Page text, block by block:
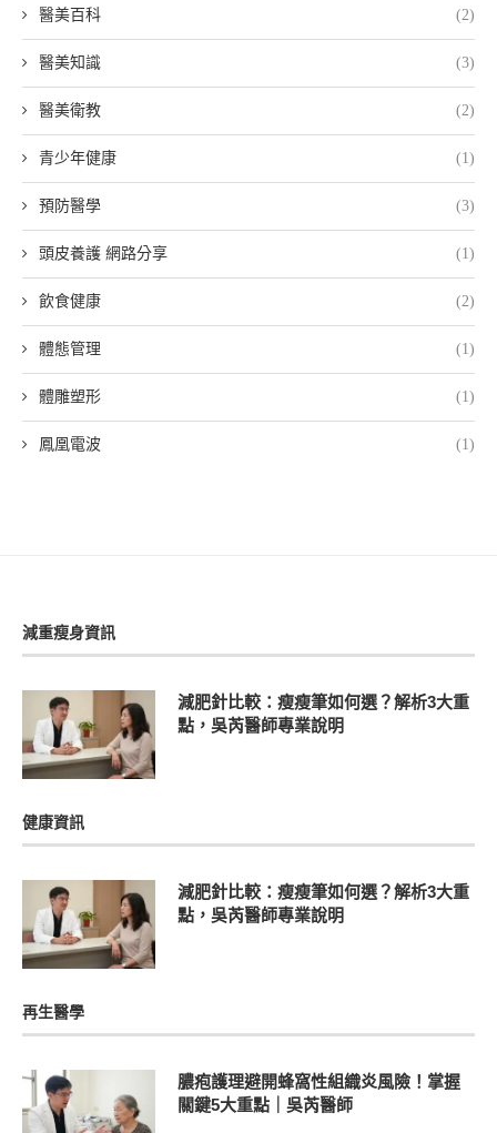
醫美百科 (2)
醫美知識 (3)
醫美衛教 (2)
青少年健康 (1)
預防醫學 (3)
頭皮養護 網路分享 (1)
飲食健康 (2)
體態管理 (1)
體雕塑形 (1)
鳳凰電波 (1)
減重瘦身資訊
減肥針比較：瘦瘦筆如何選？解析3大重
點，吳芮醫師專業說明
健康資訊
減肥針比較：瘦瘦筆如何選？解析3大重
點，吳芮醫師專業說明
再生醫學
膿疱護理避開蜂窩性組織炎風險！掌握
關鍵5大重點｜吳芮醫師